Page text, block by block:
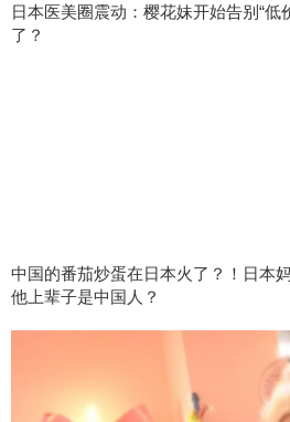
日本医美圈震动：樱花妹开始告别“低
了？
中国的番茄炒蛋在日本火了？！日本
他上辈子是中国人？